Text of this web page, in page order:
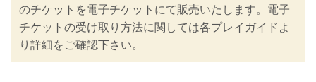
の販売方法の変更や入退場規制の実施、
また禁止事項を設けるなど、新たな取り
組みを行いますのでご案内いたします。
皆さまには大変ご不便をおかけいたしま
すが、安心してご来場・ご観戦いただけ
のチケットを電子チケットにて販売いたします。電子
チケットの受け取り方法に関しては各プレイガイドよ
り詳細をご確認下さい。